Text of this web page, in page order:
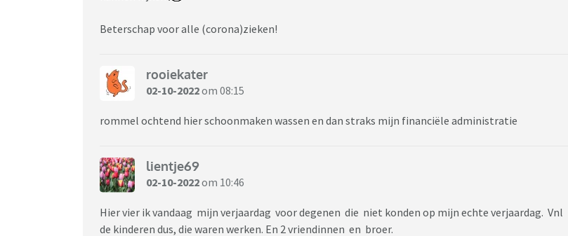
Beterschap voor alle (corona)zieken!
rooiekater
02-10-2022om 08:15
rommel ochtend hier schoonmaken wassen en dan straks mijn financiële administratie
lientje69
02-10-2022om 10:46
Hier vier ik vandaag mijn verjaardag voor degenen die niet konden op mijn echte verjaardag. Vnl
de kinderen dus, die waren werken. En 2 vriendinnen en broer.